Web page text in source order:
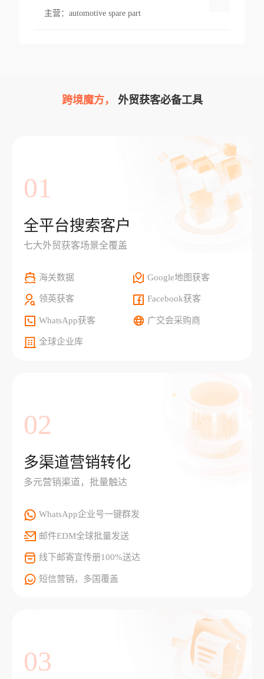
主营： automotive spare part
跨境魔方， 外贸获客必备工具
01
全平台搜索客户
七大外贸获客场景全覆盖
海关数据 Google地图获客
领英获客 Facebook获客
WhatsApp获客 广交会采购商
全球企业库
02
多渠道营销转化
多元营销渠道，批量触达
WhatsApp企业号一键群发
邮件EDM全球批量发送
线下邮寄宣传册100%送达
短信营销，多国覆盖
03